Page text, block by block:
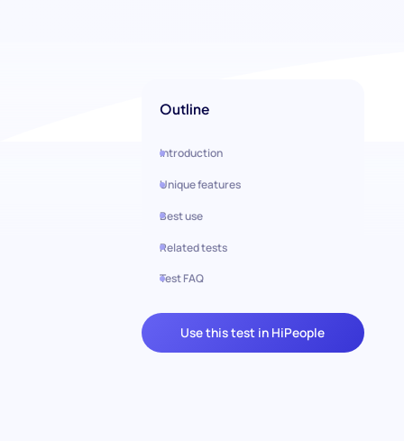
Outline
Introduction
Unique features
Best use
Related tests
Test FAQ
Use this test in HiPeople